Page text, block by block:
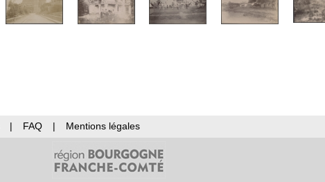
| FAQ | Mentions légales